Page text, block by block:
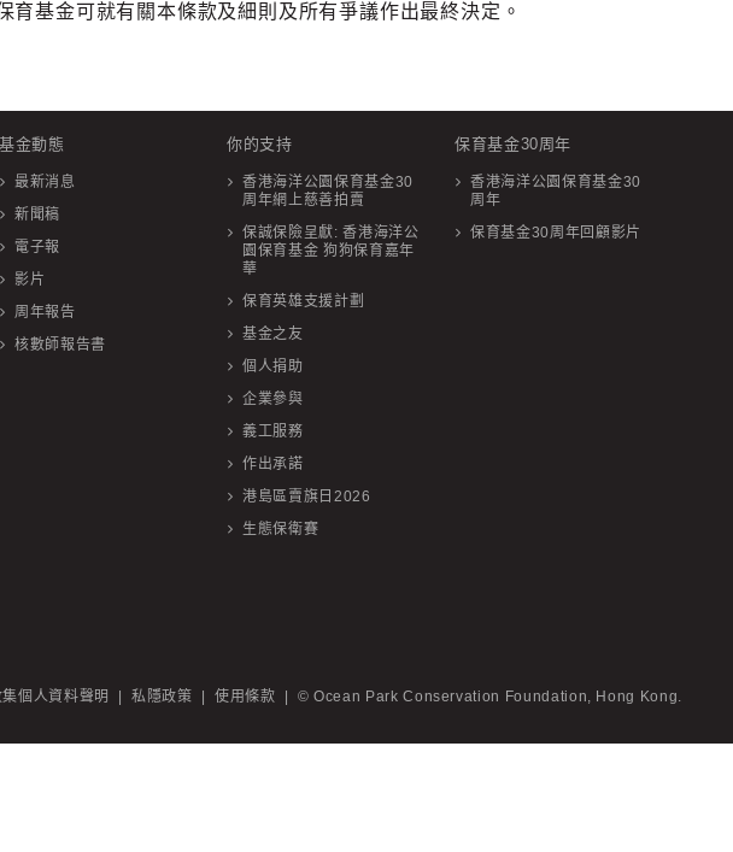
基金可就有關本條款及細則及所有爭議作出最終決定。
基金動態
最新消息
新聞稿
電子報
影片
周年報告
核數師報告書
你的支持
香港海洋公園保育基金30
周年網上慈善拍賣
保誠保險呈獻: 香港海洋公
園保育基金 狗狗保育嘉年
華
保育英雄支援計劃
基金之友
個人捐助
企業參與
義工服務
作出承諾
港島區賣旗日2026
生態保衛賽
保育基金30周年
香港海洋公園保育基金30
周年
保育基金30周年回顧影片
集個人資料聲明 |私隱政策 使用條款 © Ocean Park Conservation Foundation, Hong Kong.